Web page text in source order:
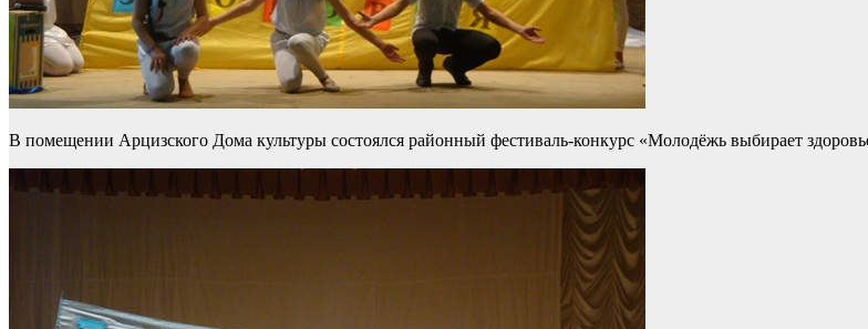
В помещении Арцизского Дома культуры состоялся районный фестиваль-конкурс «Молодёжь выбирает